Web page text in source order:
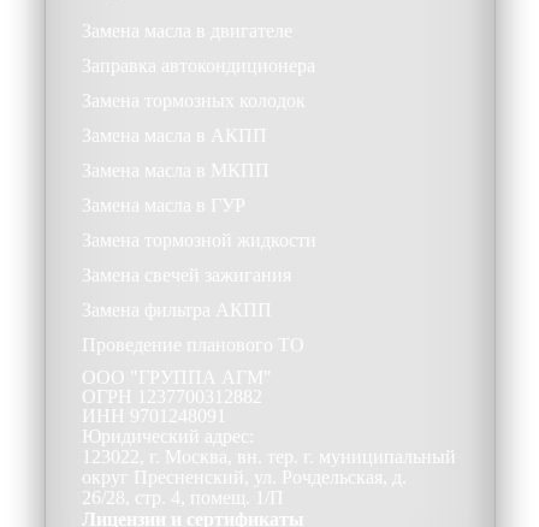
Замена масла в двигателе
Заправка автокондиционера
Замена тормозных колодок
Замена масла в АКПП
Замена масла в МКПП
Замена масла в ГУР
Замена тормозной жидкости
Замена свечей зажигания
Замена фильтра АКПП
Проведение планового ТО
ООО "ГРУППА АГМ"
ОГРН 1237700312882
ИНН 9701248091
Юридический адрес:
123022, г. Москва, вн. тер. г. муниципальный
округ Пресненский, ул. Рочдельская, д.
26/28, стр. 4, помещ. 1/П
Лицензии и сертификаты